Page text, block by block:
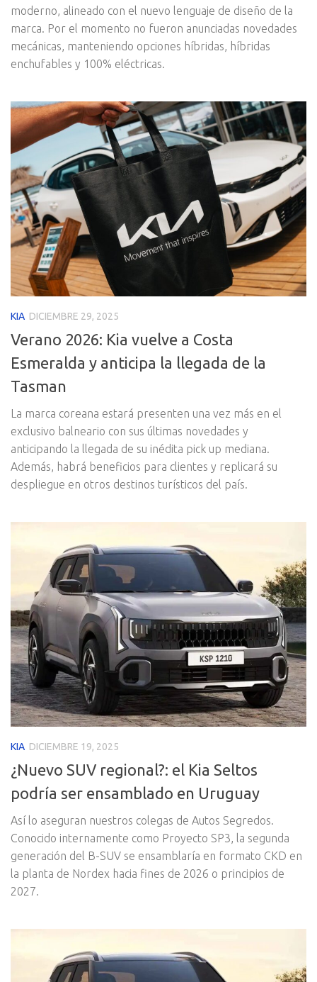
moderno, alineado con el nuevo lenguaje de diseño de la
marca. Por el momento no fueron anunciadas novedades
mecánicas, manteniendo opciones híbridas, híbridas
enchufables y 100% eléctricas.
KIA DICIEMBRE 29, 2025
Verano 2026: Kia vuelve a Costa
Esmeralda y anticipa la llegada de la
Tasman
La marca coreana estará presenten una vez más en el
exclusivo balneario con sus últimas novedades y
anticipando la llegada de su inédita pick up mediana.
Además, habrá beneficios para clientes y replicará su
despliegue en otros destinos turísticos del país.
KIA DICIEMBRE 19, 2025
¿Nuevo SUV regional?: el Kia Seltos
podría ser ensamblado en Uruguay
Así lo aseguran nuestros colegas de Autos Segredos.
Conocido internamente como Proyecto SP3, la segunda
generación del B-SUV se ensamblaría en formato CKD en
la planta de Nordex hacia fines de 2026 o principios de
2027.